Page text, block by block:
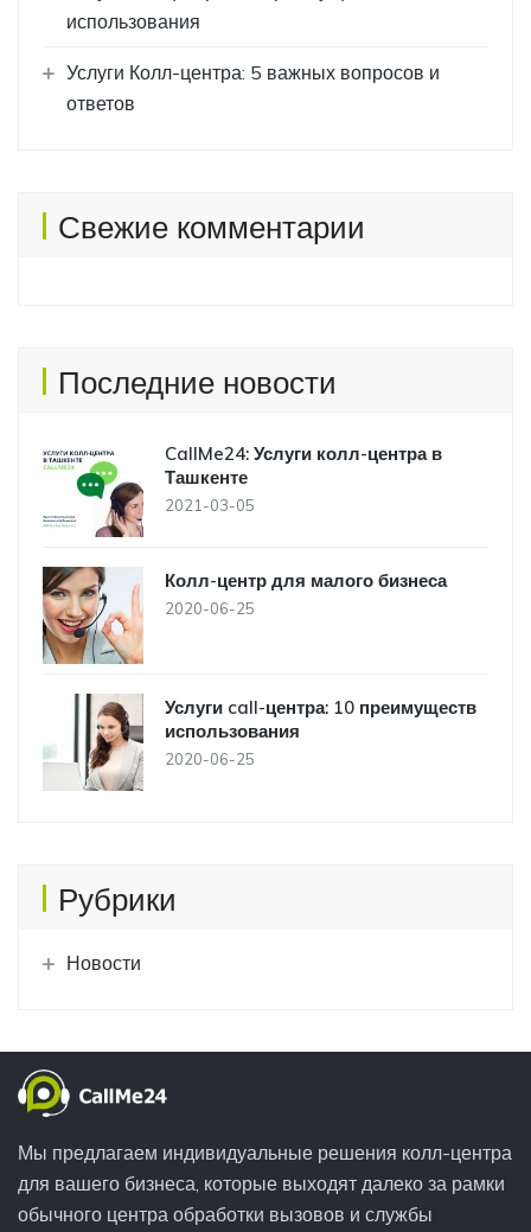
использования
Услуги Колл-центра: 5 важных вопросов и
ответов
Свежие комментарии
Последние новости
CallMe24: Услуги колл-центра в
Ташкенте
2021-03-05
Колл-центр для малого бизнеса
2020-06-25
Услуги call-центра: 10 преимуществ
использования
2020-06-25
Рубрики
Новости
Мы предлагаем индивидуальные решения колл-центра
для вашего бизнеса, которые выходят далеко за рамки
обычного центра обработки вызовов и службы